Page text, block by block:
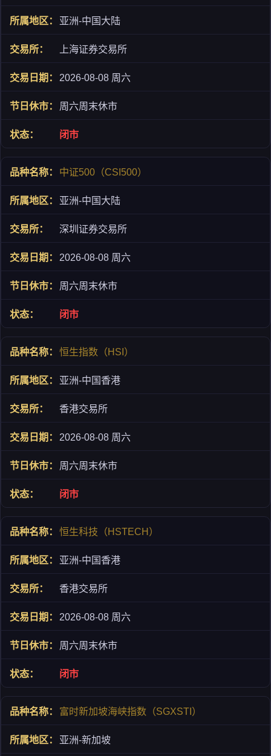
亚洲-中国大陆
上海证券交易所
2026-08-08 周六
周六周末休市
闭市
中证500（CSI500）
亚洲-中国大陆
深圳证券交易所
2026-08-08 周六
周六周末休市
闭市
恒生指数（HSI）
亚洲-中国香港
香港交易所
2026-08-08 周六
周六周末休市
闭市
恒生科技（HSTECH）
亚洲-中国香港
香港交易所
2026-08-08 周六
周六周末休市
闭市
富时新加坡海峡指数（SGXSTI）
亚洲-新加坡